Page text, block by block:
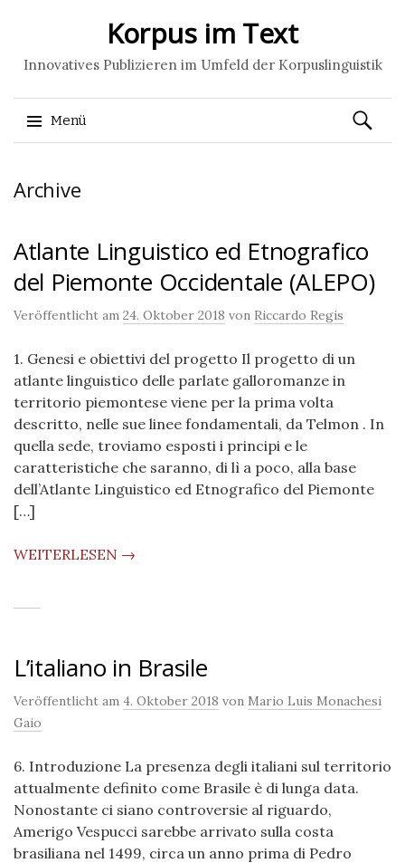
Korpus im Text
Innovatives Publizieren im Umfeld der Korpuslinguistik
Menü
zum
Suchen
nach:
Archive
Atlante Linguistico ed Etnografico
del Piemonte Occidentale (ALEPO)
Veröffentlicht am 24. Oktober 2018 von Riccardo Regis
1. Genesi e obiettivi del progetto Il progetto di un
atlante linguistico delle parlate galloromanze in
territorio piemontese viene per la prima volta
descritto, nelle sue linee fondamentali, da Telmon . In
quella sede, troviamo esposti i principi e le
caratteristiche che saranno, di lì a poco, alla base
dell’Atlante Linguistico ed Etnografico del Piemonte
[…]
WEITERLESEN →
L’italiano in Brasile
Veröffentlicht am 4. Oktober 2018 von Mario Luis Monachesi
Gaio
6. Introduzione La presenza degli italiani sul territorio
attualmente definito come Brasile è di lunga data.
Nonostante ci siano controversie al riguardo,
Amerigo Vespucci sarebbe arrivato sulla costa
brasiliana nel 1499, circa un anno prima di Pedro